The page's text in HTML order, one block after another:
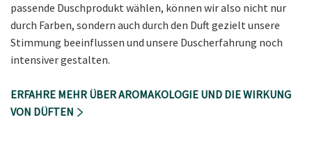
passende Duschprodukt wählen, können wir also nicht nur
durch Farben, sondern auch durch den Duft gezielt unsere
Stimmung beeinflussen und unsere Duscherfahrung noch
intensiver gestalten.
ERFAHRE MEHR ÜBER AROMAKOLOGIE UND DIE WIRKUNG
VON DÜFTEN